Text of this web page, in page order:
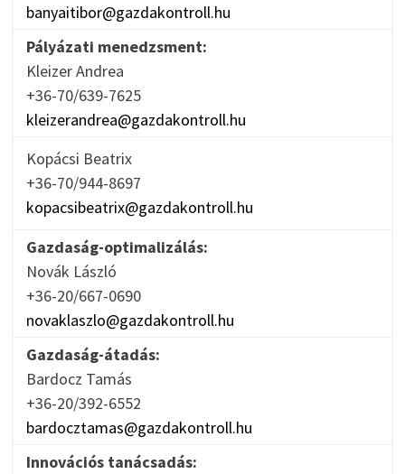
banyaitibor@gazdakontroll.hu
Pályázati menedzsment:
Kleizer Andrea
+36-70/639-7625
kleizerandrea@gazdakontroll.hu
Kopácsi Beatrix
+36-70/944-8697
kopacsibeatrix@gazdakontroll.hu
Gazdaság-optimalizálás:
Novák László
+36-20/667-0690
novaklaszlo@gazdakontroll.hu
Gazdaság-átadás:
Bardocz Tamás
+36-20/392-6552
bardocztamas@gazdakontroll.hu
Innovációs tanácsadás: